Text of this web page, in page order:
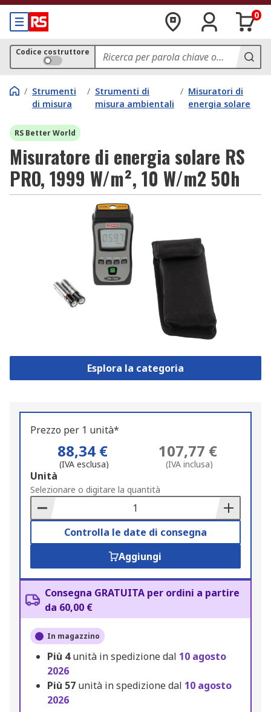
0
Codice costruttore
/ Strumenti
di misura
/ Strumenti di
misura ambientali
/ Misuratori di
energia solare
RS Better World
Misuratore di energia solare RS
PRO, 1999 W/m², 10 W/m2 50h
Esplora la categoria
Prezzo per 1 unità*
88,34 €
(IVA esclusa)
107,77 €
(IVA inclusa)
Add
to
Basket
Unità
Selezionare o digitare la quantità
Controlla le date di consegna
Aggiungi
Consegna GRATUITA per ordini a partire
da 60,00 €
In magazzino
Più 4unità in spedizione dal 10 agosto
2026
Più 57 unità in spedizione dal 10 agosto
2026